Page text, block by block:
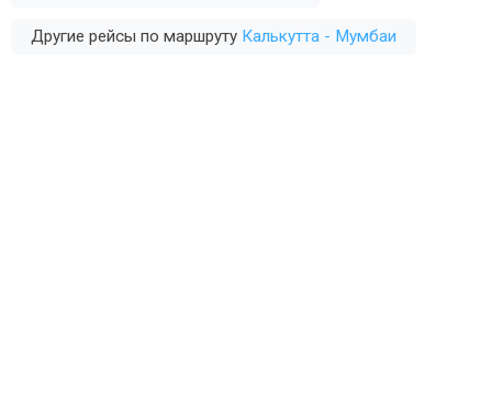
Другие рейсы по маршруту Калькутта - Мумбаи